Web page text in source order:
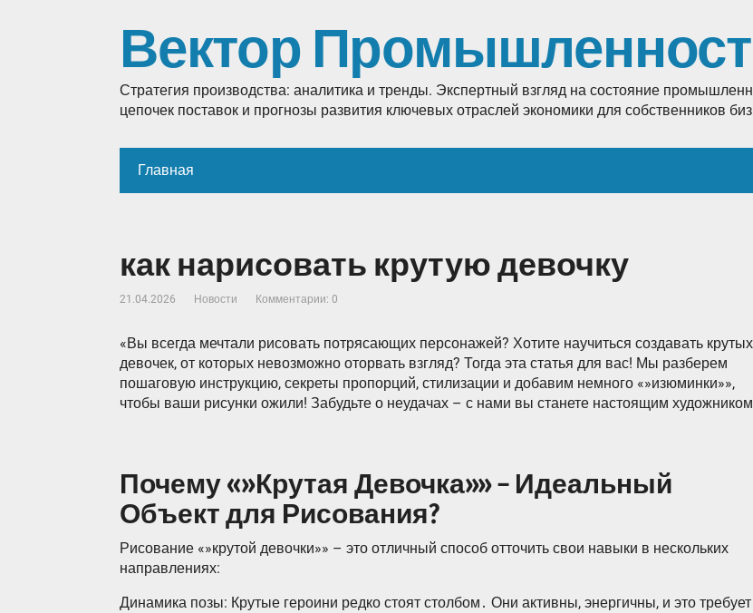
Вектор
Стратегия производства: аналитика и тренды. Экспертный взгляд на состояние
цепочек поставок и прогнозы развития ключевых отраслей экономики для собственников
Главная
как нарисовать крутую девочку
21.04.2026 Новости Комментарии: 0
«Вы всегда мечтали рисовать потрясающих персонажей? Хотите научиться создавать крутых
девочек, от которых невозможно оторвать взгляд? Тогда эта статья для вас! Мы разберем
пошаговую инструкцию, секреты пропорций, стилизации и добавим немного «»изюминки»»,
чтобы ваши рисунки ожили! Забудьте о неудачах – с нами вы станете настоящим
Почему «»Крутая Девочка»» – Идеальный
Объект для Рисования?
Рисование «»крутой девочки»» – это отличный способ отточить свои навыки в нескольких
направлениях:
Динамика позы: Крутые героини редко стоят столбом․ Они активны, энергичны, и это требует